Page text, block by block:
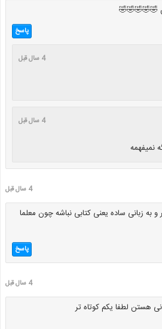
🤣🤣🤣🤣🤣
پاسخ
4 سال قبل
4 سال قبل
نمیفهمه
4 سال قبل
به زبانی ساده یعنی کتابی نباشه چون معلما
پاسخ
4 سال قبل
هستن لطفا یکم کوتاه تر